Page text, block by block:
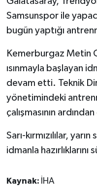
Samsunspor ile
bugün yaptığı
Kemerburgaz Metin
ısınmayla başlayan
devam etti. Teknik
yönetimindeki
çalışmasının
Sarı-kırmızılılar,
idmanla hazırlıklarını
Kaynak: İHA